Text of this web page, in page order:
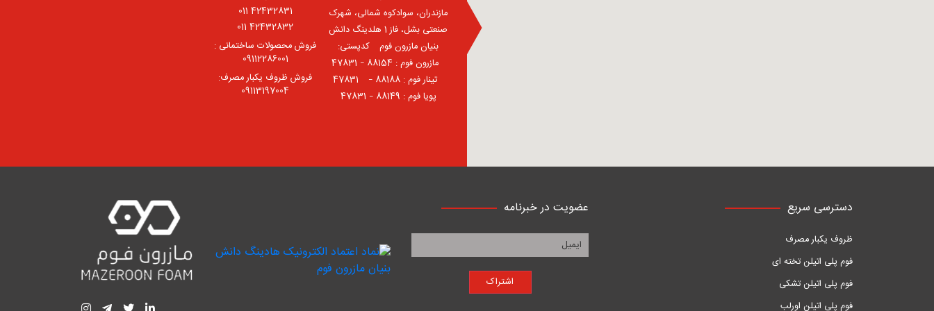
مازندران، سوادکوه شمالی، شهرک
صنعتی بشل، فاز 1 هلدینگ دانش
بنیان مازرون فوم ⠀کدپستی:
⠀مازرون فوم : 88154 – 47831
⠀تینار فوم : 88188 – 47831⠀
پویا فوم : 88149 – 47831
42432831 011
42432832 011
فروش محصولات ساختمانی :
09112286001
فروش ظروف یکبار مصرف:
09113197004
دسترسی سریع
ظروف یکبار مصرف
فوم پلی اتیلن تخته ای
فوم پلی اتیلن تشکی
فوم پلی اتیلن اورلب
عضویت در خبرنامه
اشتراک